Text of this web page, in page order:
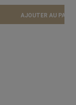
AJOUTER AU